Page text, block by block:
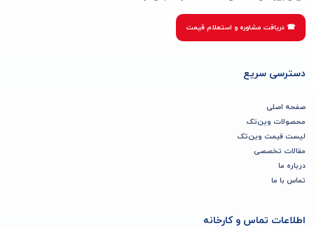
☎ دریافت مشاوره و استعلام قیمت
دسترسی سریع
صفحه اصلی
محصولات وین‌تک
لیست قیمت وین‌تک
مقالات تخصصی
درباره ما
تماس با ما
اطلاعات تماس و کارخانه